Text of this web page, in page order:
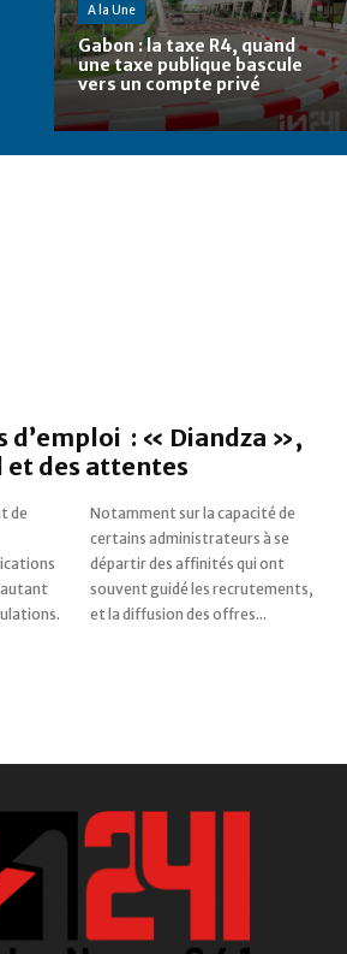
A la Une
Gabon : la taxe R4, quand
une taxe publique bascule
vers un compte privé
d’emploi : « Diandza »,
des attentes
de
de
ont
et la diffusion des offres...